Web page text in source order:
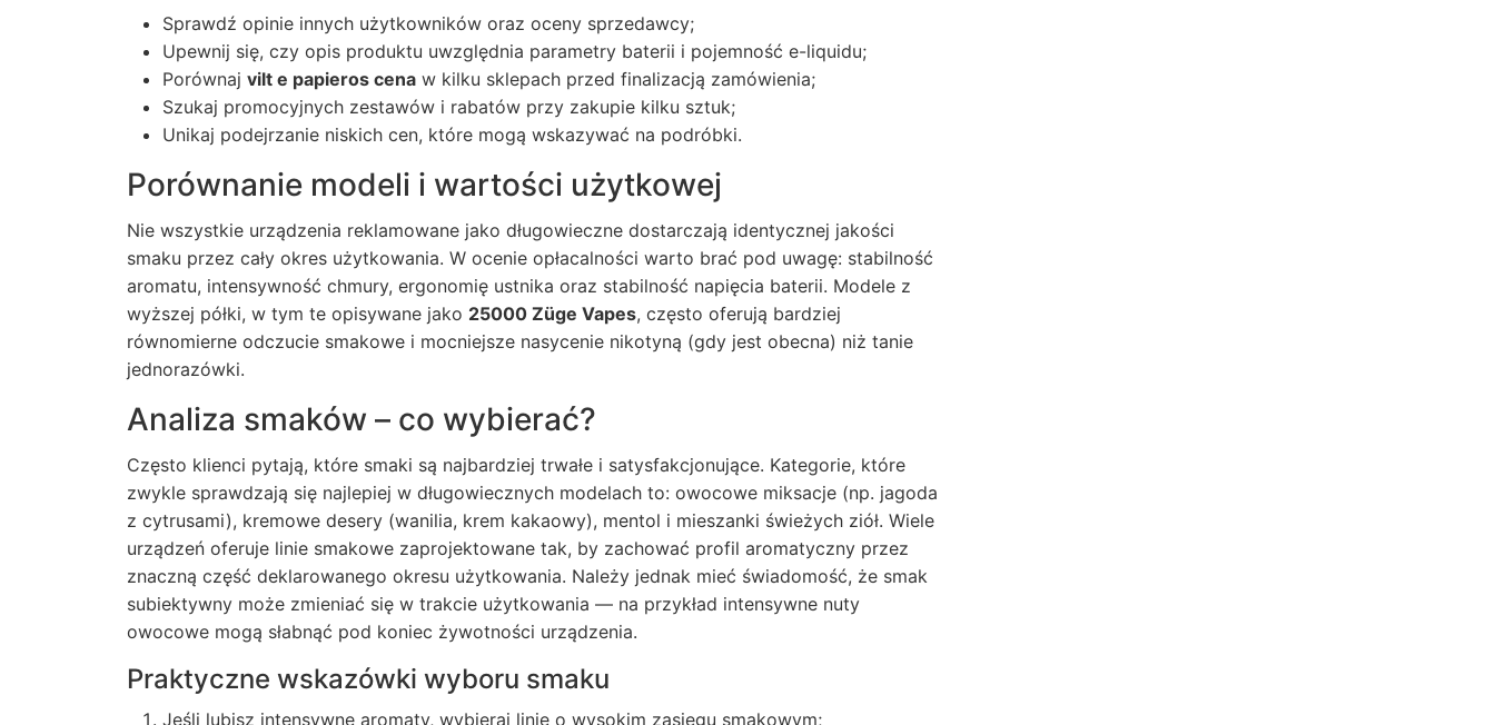
Sprawdź opinie innych użytkowników oraz oceny sprzedawcy;
Upewnij się, czy opis produktu uwzględnia parametry baterii i pojemność e-liquidu;
Porównaj vilt e papieros cena w kilku sklepach przed finalizacją zamówienia;
Szukaj promocyjnych zestawów i rabatów przy zakupie kilku sztuk;
Unikaj podejrzanie niskich cen, które mogą wskazywać na podróbki.
Porównanie modeli i wartości użytkowej
Nie wszystkie urządzenia reklamowane jako długowieczne dostarczają identycznej jakości
smaku przez cały okres użytkowania. W ocenie opłacalności warto brać pod uwagę: stabilność
aromatu, intensywność chmury, ergonomię ustnika oraz stabilność napięcia baterii. Modele z
wyższej półki, w tym te opisywane jako 25000 Züge Vapes, często oferują bardziej
równomierne odczucie smakowe i mocniejsze nasycenie nikotyną (gdy jest obecna) niż tanie
jednorazówki.
Analiza smaków – co wybierać?
Często klienci pytają, które smaki są najbardziej trwałe i satysfakcjonujące. Kategorie, które
zwykle sprawdzają się najlepiej w długowiecznych modelach to: owocowe miksacje (np. jagoda
z cytrusami), kremowe desery (wanilia, krem kakaowy), mentol i mieszanki świeżych ziół. Wiele
urządzeń oferuje linie smakowe zaprojektowane tak, by zachować profil aromatyczny przez
znaczną część deklarowanego okresu użytkowania. Należy jednak mieć świadomość, że smak
subiektywny może zmieniać się w trakcie użytkowania — na przykład intensywne nuty
owocowe mogą słabnąć pod koniec żywotności urządzenia.
Praktyczne wskazówki wyboru smaku
Jeśli lubisz intensywne aromaty, wybieraj linie o wysokim zasięgu smakowym;